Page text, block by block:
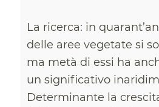
La ricerca: in
delle aree vegetate si
ma metà di essi ha
un significativo
Determinante la